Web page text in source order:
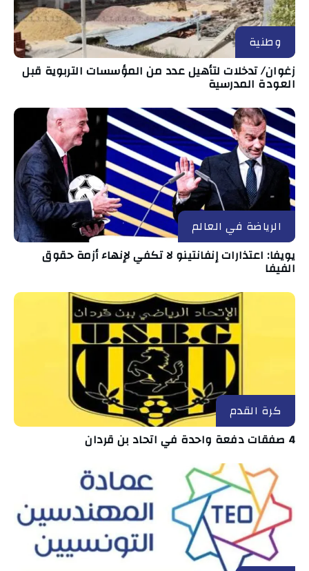
وطنية
زغوان/ تدخلات لتأهيل عدد من المؤسسات التربوية قبل
العودة المدرسية
الرياضة في العالم
يويفا: اعتذارات إنفانتينو لا تكفي لإنهاء أزمة حقوق
الفيفا
كرة القدم
4 صفقات دفعة واحدة في اتحاد بن قردان